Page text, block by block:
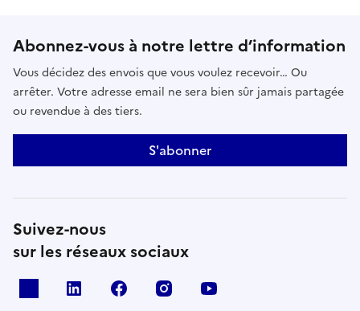
Abonnez-vous à notre lettre d’information
Vous décidez des envois que vous voulez recevoir… Ou
arrêter. Votre adresse email ne sera bien sûr jamais partagée
ou revendue à des tiers.
S'abonner
Suivez-nous
sur les réseaux sociaux
linkedin facebook instagram